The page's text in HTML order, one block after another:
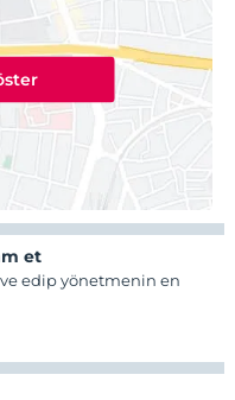
et
edip yönetmenin en